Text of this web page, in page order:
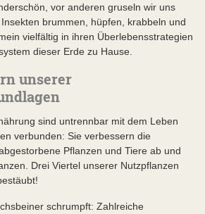
vor anderen gruseln wir uns
brummen, hüpfen, krabbeln und
vielfältig in ihren Überlebensstrategien
dieser Erde zu Hause.
unserer
sind untrennbar mit dem Leben
verbunden: Sie verbessern die
Pflanzen und Tiere ab und
Drei Viertel unserer Nutzpflanzen
schrumpft: Zahlreiche